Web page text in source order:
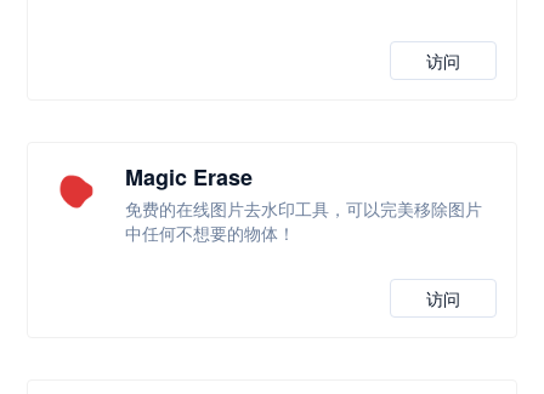
访问
Magic Erase
免费的在线图片去水印工具，可以完美移除图片
中任何不想要的物体！
访问